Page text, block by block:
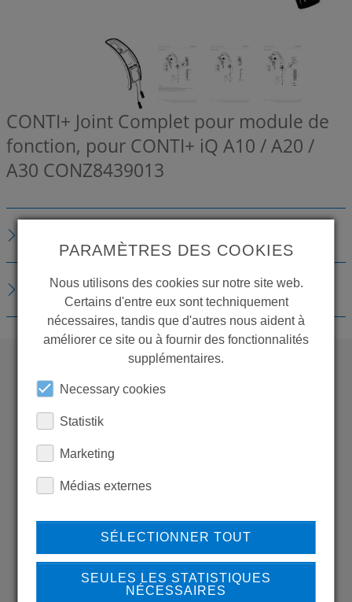
CONTI+ Joint Complet pour module de
fonction, pour CONTI+ iQ A10 / A20 /
A30 CONZ8439013
TÉLÉCHARGEMENTS
WANT TO SEE
Back to overview
PARAMÈTRES DES COOKIES
Nous utilisons des cookies sur notre site web.
Certains d'entre eux sont techniquement
nécessaires, tandis que d'autres nous aident à
améliorer ce site ou à fournir des fonctionnalités
supplémentaires.
Necessary cookies
Statistik
Marketing
Médias externes
SÉLECTIONNER TOUT
SEULES LES STATISTIQUES
NÉCESSAIRES